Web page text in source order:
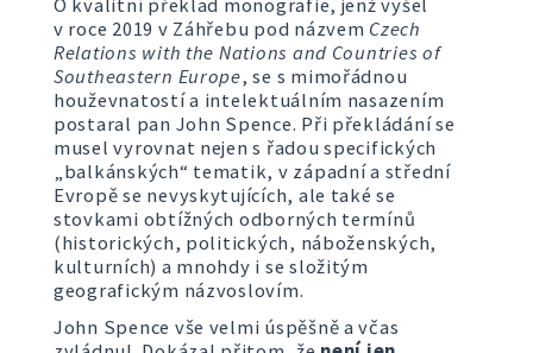
O kvalitní překlad monografie, jenž vyšel
v roce 2019 v Záhřebu pod názvem Czech
Relations with the Nations and Countries of
Southeastern Europe, se s mimořádnou
houževnatostí a intelektuálním nasazením
postaral pan John Spence. Při překládání se
musel vyrovnat nejen s řadou specifických
„balkánských“ tematik, v západní a střední
Evropě se nevyskytujících, ale také se
stovkami obtížných odborných termínů
(historických, politických, náboženských,
kulturních) a mnohdy i se složitým
geografickým názvoslovím.
John Spence vše velmi úspěšně a včas